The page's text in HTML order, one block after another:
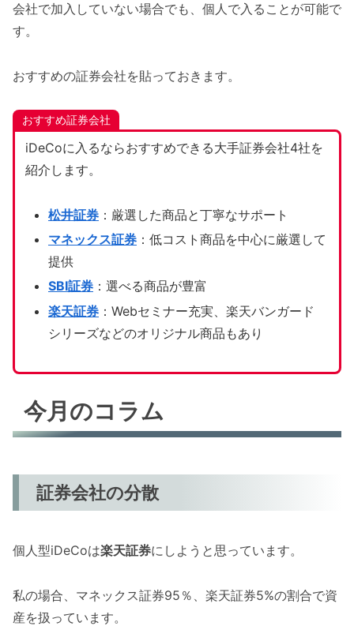
会社で加入していない場合でも、個人で入ることが可能で
す。
おすすめの証券会社を貼っておきます。
おすすめ証券会社
iDeCoに入るならおすすめできる大手証券会社4社を
紹介します。
松井証券：厳選した商品と丁寧なサポート
マネックス証券：低コスト商品を中心に厳選して
提供
SBI証券：選べる商品が豊富
楽天証券：Webセミナー充実、楽天バンガード
シリーズなどのオリジナル商品もあり
今月のコラム
証券会社の分散
個人型iDeCoは楽天証券にしようと思っています。
私の場合、マネックス証券95％、楽天証券5%の割合で資
産を扱っています。